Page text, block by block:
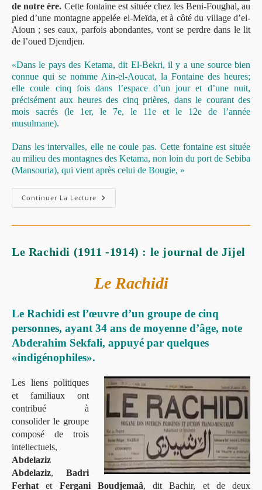
de notre ère. Cette fontaine est située chez les Beni-Foughal, au
pied d’une montagne appelée el-Meïda, et à côté du village d’el-
Aïoun ; ses eaux, parfois abondantes, vont se perdre dans le lit
de l’oued Djendjen.
«Dans le pays des Ketama, dit El-Bekri, il y a une source bien
connue qui se nomme Ain-el-Aoucat, la Fontaine des heures;
elle coule cinq fois dans l’espace d’un jour et d’une nuit,
précisément aux heures des cinq prières, dans le courant des
mois sacrés (le 1er, le 7e, le 11e et le 12e de l’année
musulmane).
Dans les intervalles, elle ne coule pas. Cette fontaine est située
au milieu des montagnes des Ketama, non loin du port de Sebiba
(Mansouria), qui vient après celui de Bougie, »
Continuer La Lecture
Le Rachidi (1911 -1914) : le journal de Jijel
Le Rachidi
Le Rachidi est l’œuvre d’un groupe de cinq
personnes, ayant 34 ans de moyenne d’âge, note
Abderahim Sekfali, appuyé par quelques
«indigénophiles».
Les liens politiques
et familiaux ont
contribué à
consolider le groupe
composé de trois
intellectuels,
Abdelaziz
Abdelaziz, Badri
Ferhat et Fergani Boudjemaâ, dit Bachir, et de deux